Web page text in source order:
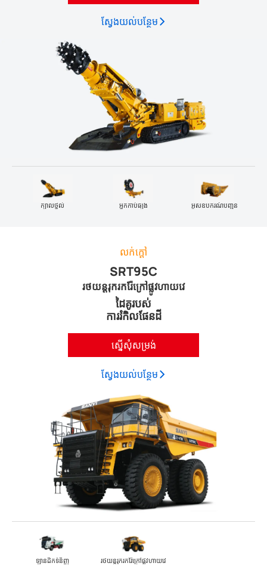
ស្វែង​យល់​បន្ថែម
ក្បាលថ្នល់ អ្នកកាប់ធ្យូង អូសឧបករណ៍បញ្ជូន
លក់ក្តៅ
SRT95C
រថយន្តរុករករ៉ែក្រៅផ្លូវហាយវេ
ដៃគូរបស់
ការរំកិលផែនដី
ស្នើសុំសម្រង់
ស្វែង​យល់​បន្ថែម
ឡានដឹកទំនិញ រថយន្តរុករករ៉ែក្រៅផ្លូវហាយវេ